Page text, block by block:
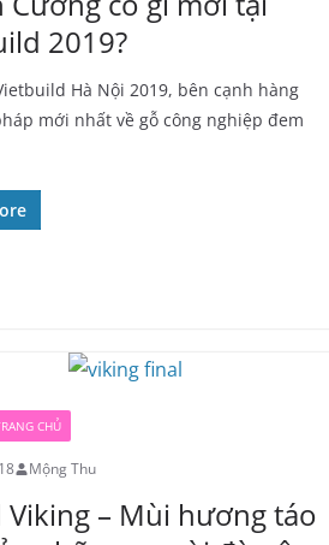
2019?
Hà Nội 2019, bên cạnh hàng
mới nhất về gỗ công nghiệp đem
CHỦ
Mộng Thu
Viking – Mùi hương táo